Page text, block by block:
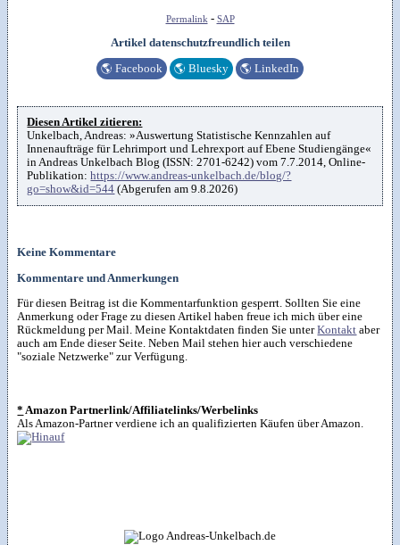
Permalink- SAP
Artikel datenschutzfreundlich teilen
🌎 Facebook 🌎 Bluesky 🌎 LinkedIn
Diesen Artikel zitieren:
Unkelbach, Andreas: »Auswertung Statistische Kennzahlen auf
Innenaufträge für Lehrimport und Lehrexport auf Ebene Studiengänge«
in Andreas Unkelbach Blog (ISSN: 2701-6242) vom 7.7.2014, Online-
Publikation:https://www.andreas-unkelbach.de/blog/?
go=show&id=544 (Abgerufen am 9.8.2026)
Keine Kommentare
Kommentare und Anmerkungen
Für diesen Beitrag ist die Kommentarfunktion gesperrt. Sollten Sie eine
Anmerkung oder Frage zu diesen Artikel haben freue ich mich über eine
Rückmeldung per Mail. Meine Kontaktdaten finden Sie unterKontakt aber
auch am Ende dieser Seite. Neben Mail stehen hier auch verschiedene
"soziale Netzwerke" zur Verfügung.
* Amazon Partnerlink/Affiliatelinks/Werbelinks
Als Amazon-Partner verdiene ich an qualifizierten Käufen über Amazon.